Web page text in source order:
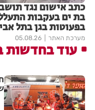
כתב אישום נגד
בת ים בעקבות
בפעוטות בגן בתל
מערכת האתר 05.08.26
עוד בחדשות